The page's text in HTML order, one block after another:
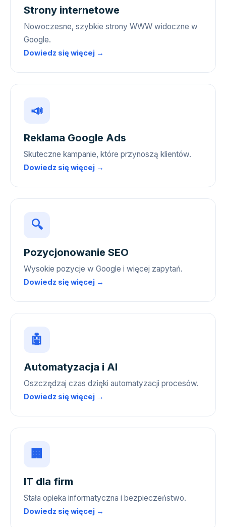
Strony internetowe
Nowoczesne, szybkie strony WWW widoczne w
Google.
Dowiedz się więcej →
📣
Reklama Google Ads
Skuteczne kampanie, które przynoszą klientów.
Dowiedz się więcej →
🔍
Pozycjonowanie SEO
Wysokie pozycje w Google i więcej zapytań.
Dowiedz się więcej →
🤖
Automatyzacja i AI
Oszczędzaj czas dzięki automatyzacji procesów.
Dowiedz się więcej →
🏢
IT dla firm
Stała opieka informatyczna i bezpieczeństwo.
Dowiedz się więcej →